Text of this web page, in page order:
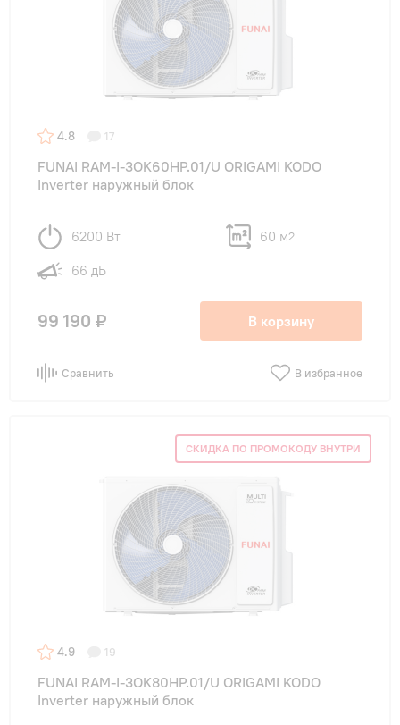
4.8 17
FUNAI RAM-I-3OK60HP.01/U ORIGAMI KODO
Inverter наружный блок
6200 Вт 60 м2
66 дБ
99 190 ₽ В корзину
Сравнить В избранное
СКИДКА ПО ПРОМОКОДУ ВНУТРИ
4.9 19
FUNAI RAM-I-3OK80HP.01/U ORIGAMI KODO
Inverter наружный блок